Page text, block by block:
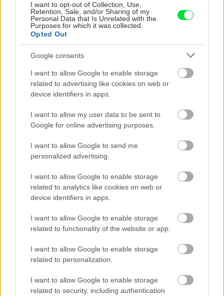
I want to opt-out of Collection, Use,
Retention, Sale, and/or Sharing of my
Personal Data that Is Unrelated with the
Purposes for which it was collected.
Opted Out
Google consents
I want to allow Google to enable storage
related to advertising like cookies on web or
device identifiers in apps.
I want to allow my user data to be sent to
Google for online advertising purposes.
I want to allow Google to send me
personalized advertising.
I want to allow Google to enable storage
related to analytics like cookies on web or
device identifiers in apps.
I want to allow Google to enable storage
related to functionality of the website or app.
I want to allow Google to enable storage
related to personalization.
I want to allow Google to enable storage
related to security, including authentication
Nekupujte drahé lapače: Vyrobte si za 5 minút
domácu pascu na osy a sršne, ktorá ich
nepustí von
Zapnutá klimatizácia celý deň? Pozrite sa,
koľko vás stojí a prečo sa oplatí zapnúť aj
ventilátor
Čo robiť, ak paradajky dozrievajú pomaly? Trik
chyby
NAŠE ČASOPISY